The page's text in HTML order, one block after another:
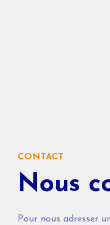
CONTACT
Nous
Pour nous adresser